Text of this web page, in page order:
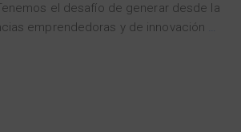
el desafío de generar desde la
emprendedoras y de innovación